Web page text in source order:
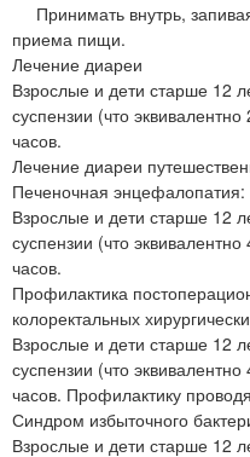
Принимать внутрь,
приема пищи.
Лечение диареи
Взрослые и дети старше 12
суспензии (что
часов.
Лечение диареи
Печеночная энцефалопатия:
Взрослые и дети старше 12
суспензии (что
часов.
Профилактика
колоректальных
Взрослые и дети старше 12
суспензии (что
часов. Профилактику
Синдром избыточного
Взрослые и дети старше 12